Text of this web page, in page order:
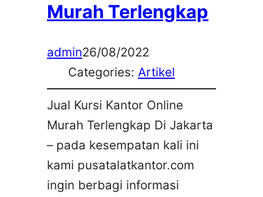
Murah Terlengkap
admin26/08/2022
Categories: Artikel
Jual Kursi Kantor Online
Murah Terlengkap Di Jakarta
– pada kesempatan kali ini
kami pusatalatkantor.com
ingin berbagi informasi